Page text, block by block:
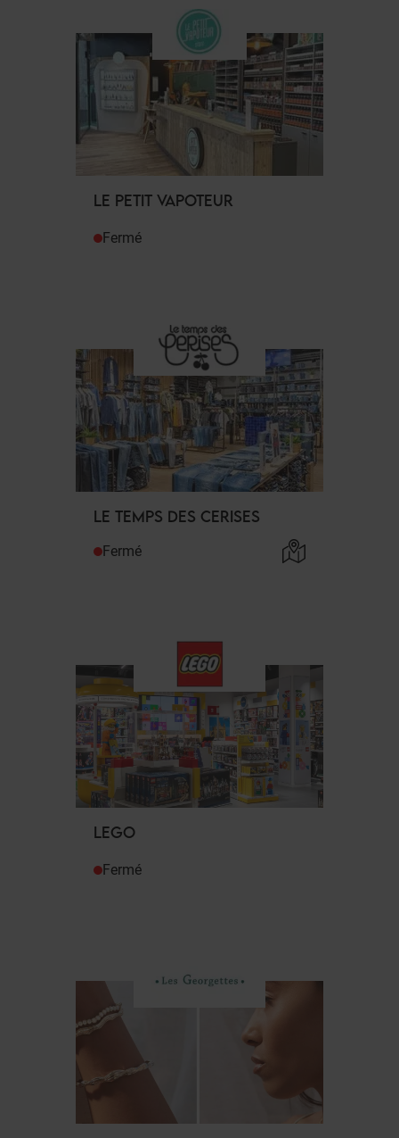
LE PETIT VAPOTEUR
Fermé
LE TEMPS DES CERISES
Fermé
LEGO
Fermé